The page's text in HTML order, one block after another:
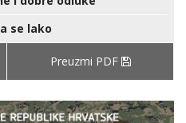
se lako
Preuzmi PDF